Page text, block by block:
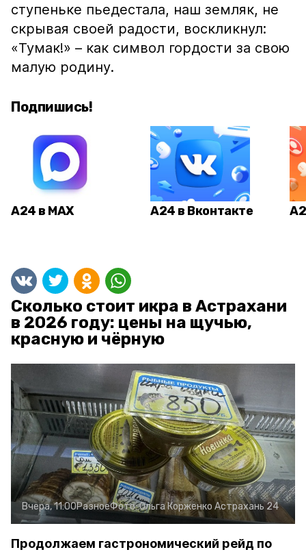
ступеньке пьедестала, наш земляк, не
скрывая своей радости, воскликнул:
«Тумак!» – как символ гордости за свою
малую родину.
Подпишись!
А24 в MAX А24 в Вконтакте
Сколько стоит икра в Астрахани
в 2026 году: цены на щучью,
красную и чёрную
Вчера, 11:00РазноеФото:Ольга Корженко Астрахань 24
Продолжаем гастрономический рейд по